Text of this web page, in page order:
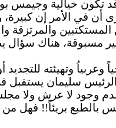
تكون خيالية وجيمس
أن في الأمر إن
والمرتزقة
مسبوقة، هناك سؤال
وتهيئته للتجديد
سليمان يستقبل
وجود لا عرش ولا